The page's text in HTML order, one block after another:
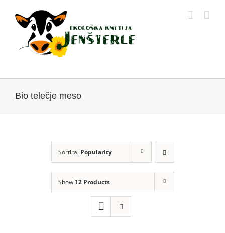
content
Bio telečje meso
Sortiraj Popularity
Show 12 Products